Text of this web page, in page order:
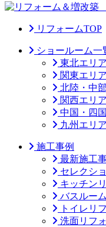
リフォームTOP
ショールーム一
東北エリア
関東エリア
北陸・中
関西エリア
中国・四
九州エリア
施工事例
最新施工
セレクシ
キッチン
バスルー
トイレリ
洗面リフ